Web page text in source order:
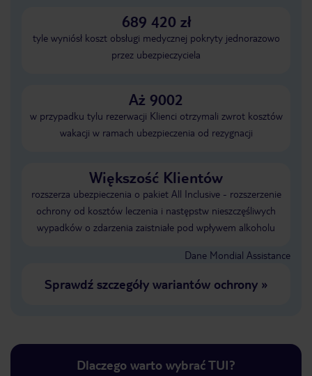
689 420 zł
tyle wyniósł koszt obsługi medycznej pokryty jednorazowo
przez ubezpieczyciela
Aż 9002
w przypadku tylu rezerwacji Klienci otrzymali zwrot kosztów
wakacji w ramach ubezpieczenia od rezygnacji
Większość Klientów
rozszerza ubezpieczenia o pakiet All Inclusive - rozszerzenie
ochrony od kosztów leczenia i następstw nieszczęśliwych
wypadków o zdarzenia zaistniałe pod wpływem alkoholu
Dane Mondial Assistance
Sprawdź szczegóły wariantów ochrony»
Dlaczego warto wybrać TUI?